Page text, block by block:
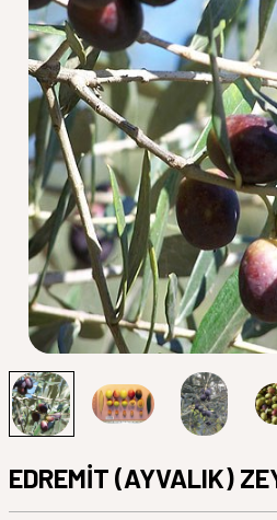
EDREMİT (AYVALIK)